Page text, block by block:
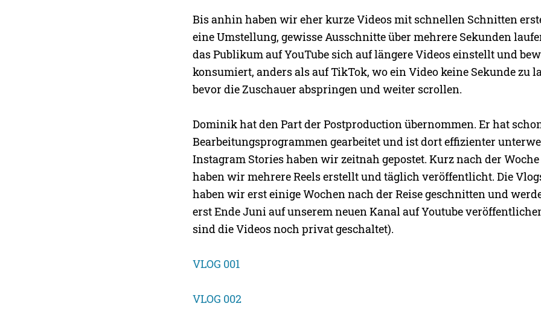
Bis anhin haben wir eher kurze Videos mit schnellen Schnitten
eine Umstellung, gewisse Ausschnitte über mehrere Sekunden
das Publikum auf YouTube sich auf längere Videos einstellt und
konsumiert, anders als auf TikTok, wo ein Video keine Sekunde zu
bevor die Zuschauer abspringen und weiter scrollen.
Dominik hat den Part der Postproduction übernommen. Er hat
Bearbeitungsprogrammen gearbeitet und ist dort effizienter
Instagram Stories haben wir zeitnah gepostet. Kurz nach der
haben wir mehrere Reels erstellt und täglich veröffentlicht. Die
haben wir erst einige Wochen nach der Reise geschnitten und
erst Ende Juni auf unserem neuen Kanal auf Youtube
sind die Videos noch privat geschaltet).
VLOG 001
VLOG 002